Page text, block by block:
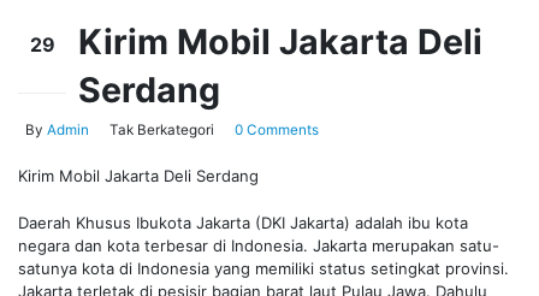
29
Kirim Mobil Jakarta Deli
Serdang
By Admin Tak Berkategori 0 Comments
Kirim Mobil Jakarta Deli Serdang
Daerah Khusus Ibukota Jakarta (DKI Jakarta) adalah ibu kota
negara dan kota terbesar di Indonesia. Jakarta merupakan satu-
satunya kota di Indonesia yang memiliki status setingkat provinsi.
Jakarta terletak di pesisir bagian barat laut Pulau Jawa. Dahulu